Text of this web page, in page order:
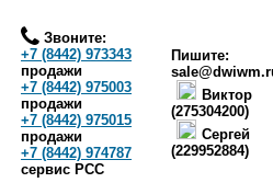
Звоните:
+7 (8442) 973343
продажи
+7 (8442) 975003
продажи
+7 (8442) 975015
продажи
+7 (8442) 974787
сервис РСС
Пишите:
Виктор
(275304200)
Сергей
(229952884)